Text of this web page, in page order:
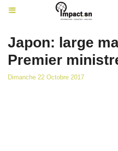
Japon: large
Premier
Dimanche 22 Octobre 2017